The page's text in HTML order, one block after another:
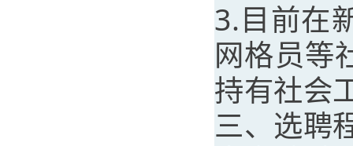
3.目前在
网格员等
持有社会
三、选聘